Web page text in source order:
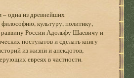
– одна из древнейших
культуру, политику,
раввину России Адольфу Шаевичу и
постулатов и сделать книгу
из жизни и анекдотов,
евреях в частности.